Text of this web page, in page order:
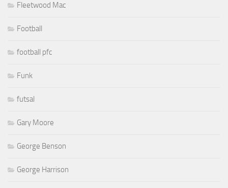
Fleetwood Mac
Football
football pfc
Funk
futsal
Gary Moore
George Benson
George Harrison